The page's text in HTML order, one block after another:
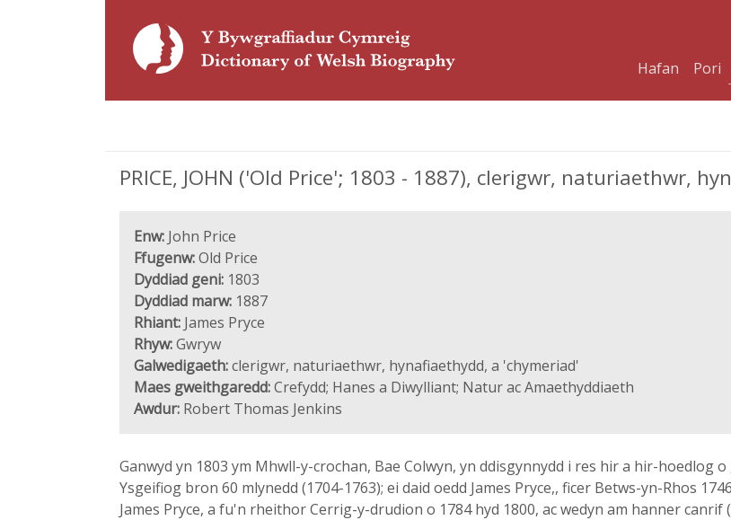
Hafan
Pori
PRICE, JOHN ('Old Price'; 1803 - 1887), clerigwr, naturiaethwr,
Enw: John Price
Ffugenw:Old Price
Dyddiad geni: 1803
Dyddiad marw: 1887
Rhiant: James Pryce
Rhyw:Gwryw
Galwedigaeth:clerigwr, naturiaethwr, hynafiaethydd, a 'chymeriad'
Maes gweithgaredd:Crefydd; Hanes a Diwylliant; Natur ac Amaethyddiaeth
Awdur: Robert Thomas Jenkins
Ganwyd yn 1803 ym Mhwll-y-crochan, Bae Colwyn, yn ddisgynnydd i res hir a hir-hoedlog
Ysgeifiog bron 60 mlynedd (1704-1763); ei daid oedd James Pryce,, ficer Betws-yn-Rhos
James Pryce, a fu'n rheithor Cerrig-y-drudion o 1784 hyd 1800, ac wedyn am hanner